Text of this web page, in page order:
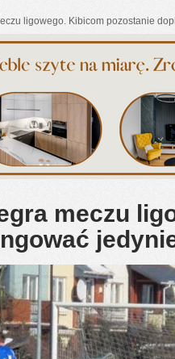
ligowego. Kibicom pozostanie
meczu